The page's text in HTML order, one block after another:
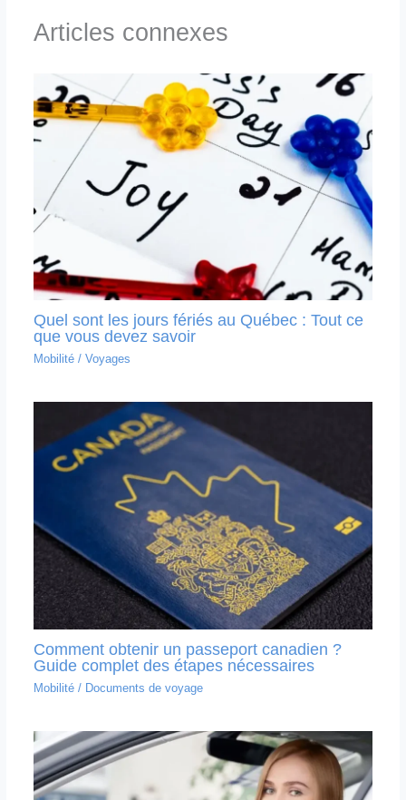
Articles connexes
Quel sont les jours fériés au Québec : Tout ce
que vous devez savoir
Mobilité/ Voyages
Comment obtenir un passeport canadien ?
Guide complet des étapes nécessaires
Mobilité/ Documents de voyage